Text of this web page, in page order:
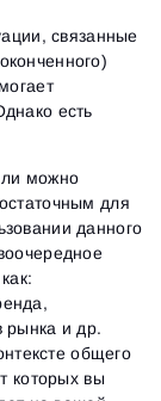
связанные
есть
можно
для
данного
рынка и др.
общего
которых вы